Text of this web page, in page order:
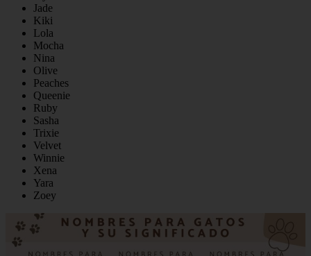
Jade
Kiki
Lola
Mocha
Nina
Olive
Peaches
Queenie
Ruby
Sasha
Trixie
Velvet
Winnie
Xena
Yara
Zoey